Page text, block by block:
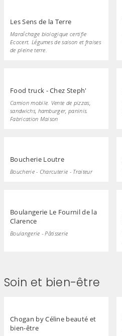
Les Sens de la Terre
Maraîchage biologique certifie
Ecocert. Légumes de saison et fraises
de pleine terre.
Food truck - Chez Steph'
Camion mobile. Vente de pizzas,
sandwichs, hamburger, paninis.
Fabrication Maison
Boucherie Loutre
Boucherie - Charcuterie - Traiteur
Boulangerie Le Fournil de la
Clarence
Boulangerie - Pâtisserie
Soin et bien-être
Chogan by Céline beauté et
bien-être